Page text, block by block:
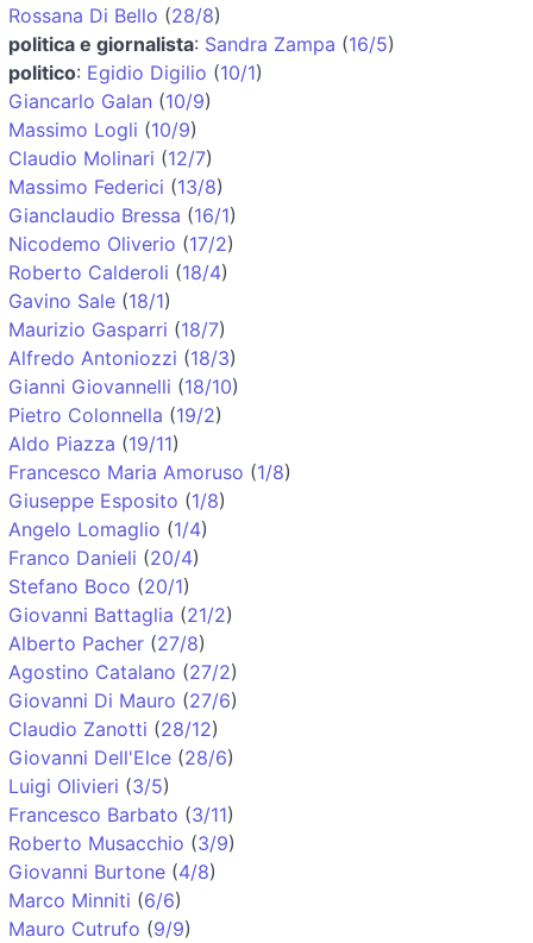
Rossana Di Bello (28/8)
politica e giornalista: Sandra Zampa (16/5)
politico: Egidio Digilio (10/1)
Giancarlo Galan (10/9)
Massimo Logli (10/9)
Claudio Molinari (12/7)
Massimo Federici (13/8)
Gianclaudio Bressa (16/1)
Nicodemo Oliverio (17/2)
Roberto Calderoli (18/4)
Gavino Sale (18/1)
Maurizio Gasparri (18/7)
Alfredo Antoniozzi (18/3)
Gianni Giovannelli (18/10)
Pietro Colonnella (19/2)
Aldo Piazza (19/11)
Francesco Maria Amoruso (1/8)
Giuseppe Esposito (1/8)
Angelo Lomaglio (1/4)
Franco Danieli (20/4)
Stefano Boco (20/1)
Giovanni Battaglia (21/2)
Alberto Pacher (27/8)
Agostino Catalano (27/2)
Giovanni Di Mauro (27/6)
Claudio Zanotti (28/12)
Giovanni Dell'Elce (28/6)
Luigi Olivieri (3/5)
Francesco Barbato (3/11)
Roberto Musacchio (3/9)
Giovanni Burtone (4/8)
Marco Minniti (6/6)
Mauro Cutrufo (9/9)